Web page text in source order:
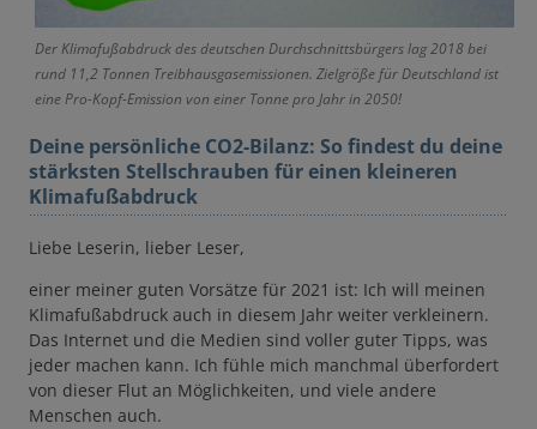
Der Klimafußabdruck des deutschen Durchschnittsbürgers lag 2018 bei
rund 11,2 Tonnen Treibhausgasemissionen. Zielgröße für Deutschland ist
eine Pro-Kopf-Emission von einer Tonne pro Jahr in 2050!
Deine persönliche CO2-Bilanz: So findest du deine
stärksten Stellschrauben für einen kleineren
Klimafußabdruck
Liebe Leserin, lieber Leser,
einer meiner guten Vorsätze für 2021 ist: Ich will meinen
Klimafußabdruck auch in diesem Jahr weiter verkleinern.
Das Internet und die Medien sind voller guter Tipps, was
jeder machen kann. Ich fühle mich manchmal überfordert
von dieser Flut an Möglichkeiten, und viele andere
Menschen auch.